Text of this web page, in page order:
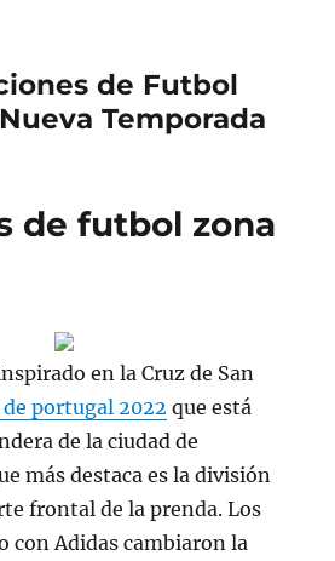
de Futbol
Temporada
de futbol zona
en la Cruz de San
portugal 2022 que está
de la ciudad de
más destaca es la división
frontal de la prenda. Los
con Adidas cambiaron la